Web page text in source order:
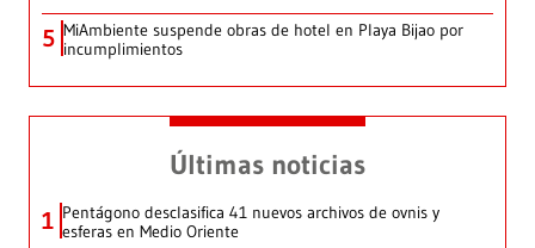
5 MiAmbiente suspende obras de hotel en Playa Bijao por
incumplimientos
Últimas noticias
1 Pentágono desclasifica 41 nuevos archivos de ovnis y
esferas en Medio Oriente